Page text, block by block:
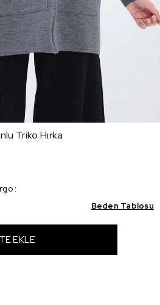
Triko Hırka
:
Beden Tablosu